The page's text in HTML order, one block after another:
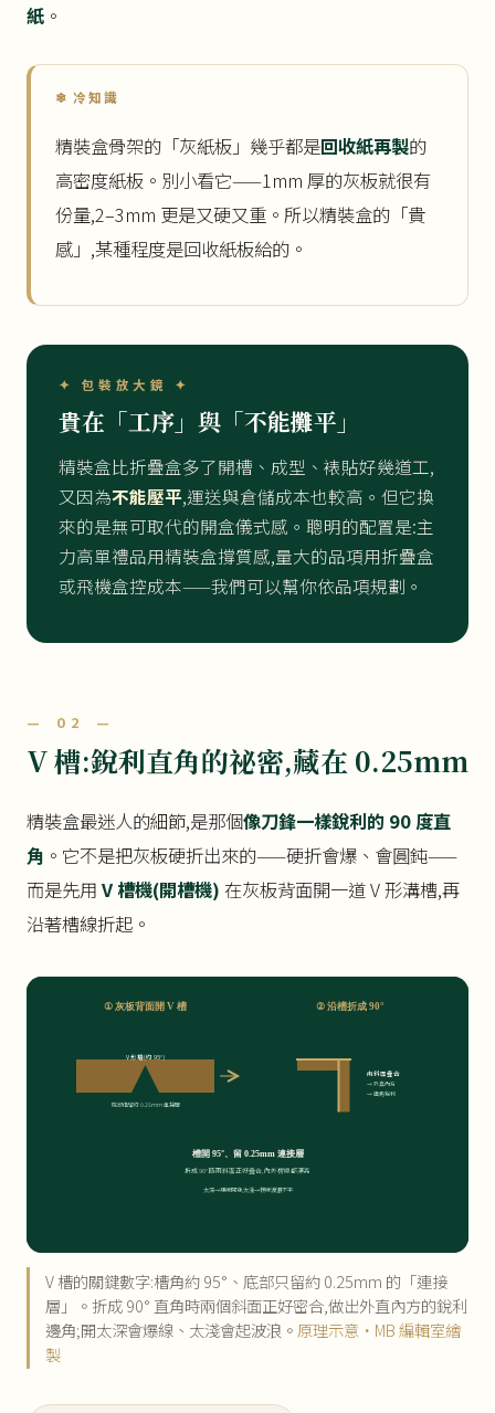
紙 。
❄ 冷知識
精裝盒骨架的「灰紙板」幾乎都是回收紙再製的
高密度紙板。別小看它——1mm 厚的灰板就很有
份量,2–3mm 更是又硬又重。所以精裝盒的「貴
感」,某種程度是回收紙板給的。
✦ 包裝放大鏡 ✦
貴在「工序」與「不能攤平」
精裝盒比折疊盒多了開槽、成型、裱貼好幾道工,
又因為不能壓平,運送與倉儲成本也較高。但它換
來的是無可取代的開盒儀式感。聰明的配置是:主
力高單禮品用精裝盒撐質感,量大的品項用折疊盒
或飛機盒控成本——我們可以幫你依品項規劃。
— 02 —
V 槽:銳利直角的祕密,藏在 0.25mm
精裝盒最迷人的細節,是那個像刀鋒一樣銳利的 90 度直
角 。它不是把灰板硬折出來的——硬折會爆、會圓鈍——
而是先用 V 槽機(開槽機) 在灰板背面開一道 V 形溝槽,再
沿著槽線折起。
① 灰板背面開 V 槽
V 形槽(約 95°)
底部僅留約 0.25mm 連接層
② 沿槽折成 90°
兩斜面疊合
→ 外直內方
→ 邊角銳利
槽開 95°、留 0.25mm 連接層
折成 90° 時兩斜面正好疊合,內外楞線都漂亮
太深→爆線開穿,太淺→楞線波浪不平
V 槽的關鍵數字:槽角約 95°、底部只留約 0.25mm 的「連接
層」。折成 90° 直角時兩個斜面正好密合,做出外直內方的銳利
邊角;開太深會爆線、太淺會起波浪。 原理示意・MB 編輯室繪
製